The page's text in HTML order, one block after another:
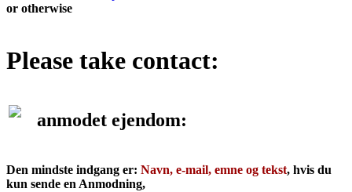
or otherwise
Please take contact:
anmodet ejendom:
Den mindste indgang er: Navn, e-mail, emne og tekst, hvis du
kun sende en Anmodning,